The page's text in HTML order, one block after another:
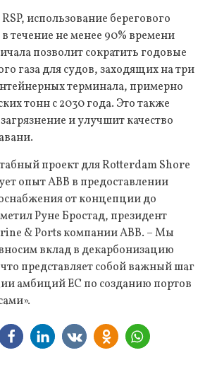
использование берегового
течение не менее 90% времени
позволит сократить годовые
газа для судов, заходящих на три
терминала, примерно
тонн с 2030 года. Это также
и улучшит качество
проект для Rotterdam Shore
опыт ABB в предоставлении
от концепции до
Руне Бростад, президент
& Ports компании ABB. – Мы
вклад в декарбонизацию
представляет собой важный шаг
амбиций ЕС по созданию портов